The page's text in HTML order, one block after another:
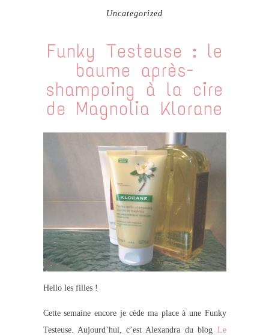
Uncategorized
Funky Testeuse : le
baume après-
shampoing à la cire
de Magnolia Klorane
Hello les filles !
Cette semaine encore je cède ma place à une Funky
Testeuse. Aujourd’hui, c’est Alexandra du blog Le